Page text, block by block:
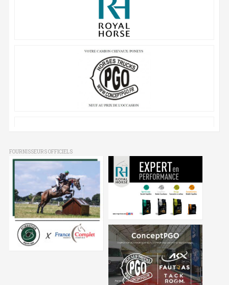
FOURNISSEURS OFFICIELS